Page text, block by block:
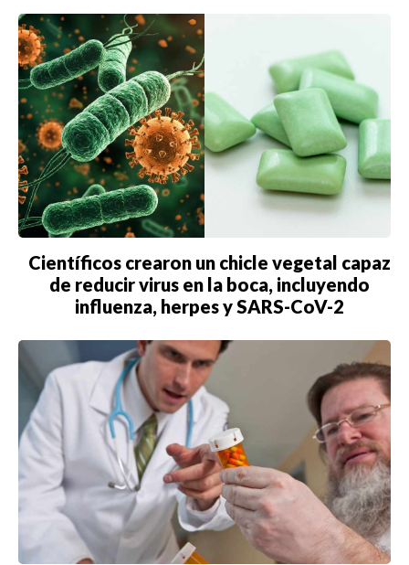
Científicos crearon un chicle vegetal capaz
de reducir virus en la boca, incluyendo
influenza, herpes y SARS-CoV-2